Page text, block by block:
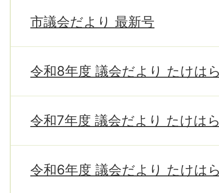
市議会だより 最新号
令和8年度 議会だより たけは
令和7年度 議会だより たけは
令和6年度 議会だより たけは